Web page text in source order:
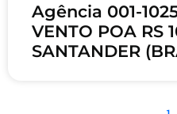
Agência 001-
VENTO POA RS
SANTANDER